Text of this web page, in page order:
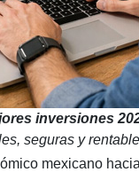
inversiones
seguras y
mexicano